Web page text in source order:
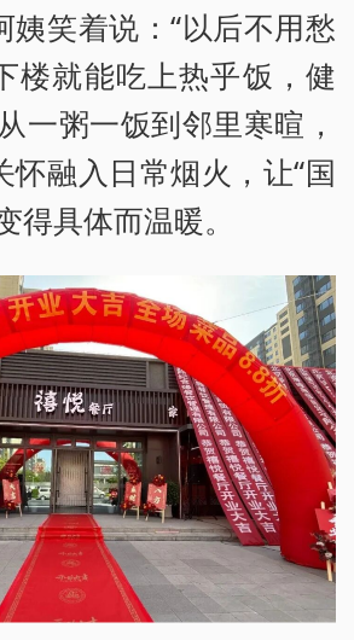
姨笑着说：“以后不用愁
楼就能吃上热乎饭，健
一粥一饭到邻里寒暄，
怀融入日常烟火，让“国
得具体而温暖。